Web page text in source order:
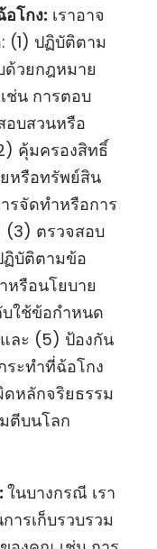
โกง: เราอาจ
(1) ปฏิบัติตาม
วยกฎหมาย
ช่น การตอบ
อบสวนหรือ
คุ้มครองสิทธิ์
หรือทรัพย์สิน
รจัดทำหรือการ
(3) ตรวจสอบ
ฏิบัติตามข้อ
รือนโยบาย
ใช้ข้อกำหนด
ละ (5) ป้องกัน
ระทำที่ฉ้อโกง
หลักจริยธรรม
ตีบนโลก
ในบางกรณี เรา
รเก็บรวบรวม